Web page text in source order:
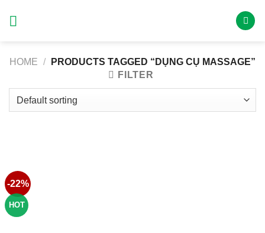
HOME /
PRODUCTS TAGGED “DỤNG CỤ MASSAGE”
FILTER
-22%
HOT